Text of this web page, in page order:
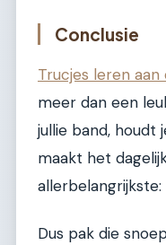
Conclusie
Trucjes leren
meer dan een
jullie band, houdt
maakt het
Dus pak die